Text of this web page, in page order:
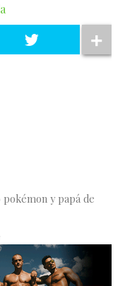
pokémon y papá de